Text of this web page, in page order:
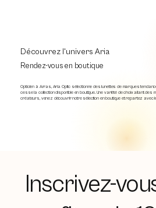
Rendez-vous en boutique
Découvrez l'univers Aria
Opticien à Arras, Aria Optic sélectionne des lunettes de marques
cesse la collection disponible en boutique. Une variété de choix allant des
créateurs, venez découvrir notre sélection en boutique et repartez avec
Inscrivez-